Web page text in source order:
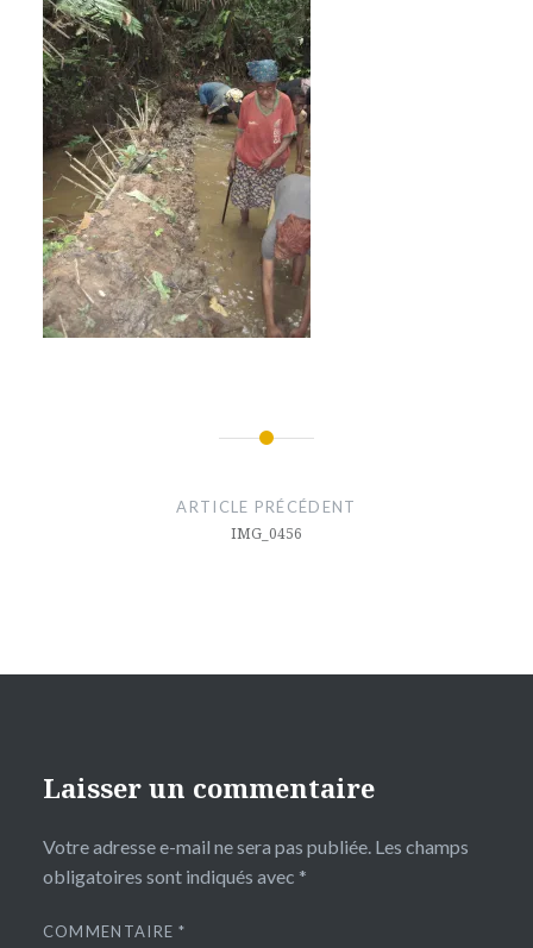
ARTICLE PRÉCÉDENT
IMG_0456
Laisser un commentaire
Votre adresse e-mail ne sera pas publiée. Les champs
obligatoires sont indiqués avec *
COMMENTAIRE*